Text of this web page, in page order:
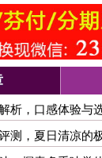
析，口感体验与
测，夏日清凉的